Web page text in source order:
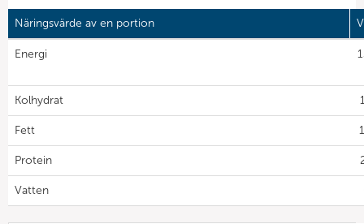
Näringsvärde av en portion
Energi
Kolhydrat
Fett
Protein
Vatten